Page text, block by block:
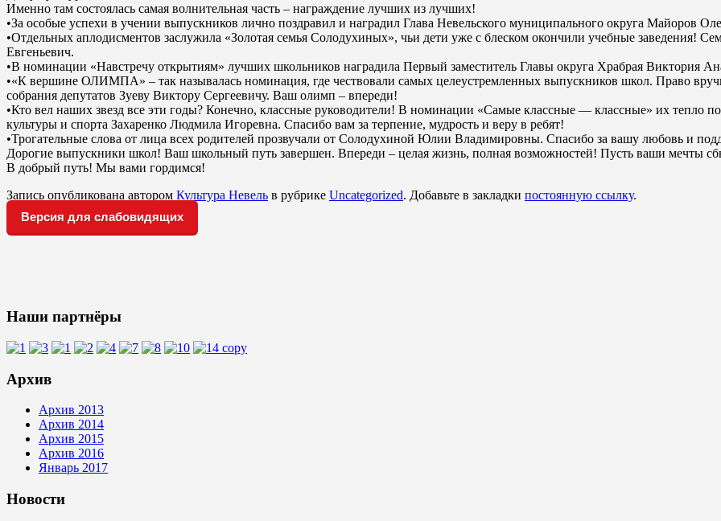
Именно там состоялась самая волнительная часть – награждение лучших из лучших!
•За особые успехи в учении выпускников лично поздравил и наградил Глава Невельского муниципального округа Майоров
•Отдельных аплодисментов заслужила «Золотая семья Солодухиных», чьи дети уже с блеском окончили учебные заведения!
Евгеньевич.
•В номинации «Навстречу открытиям» лучших школьников наградила Первый заместитель Главы округа Храбрая Виктория
•«К вершине ОЛИМПА» – так называлась номинация, где чествовали самых целеустремленных выпускников школ. Право
собрания депутатов Зуеву Виктору Сергеевичу. Ваш олимп – впереди!
•Кто вел наших звезд все эти годы? Конечно, классные руководители! В номинации «Самые классные — классные» их тепло
культуры и спорта Захаренко Людмила Игоревна. Спасибо вам за терпение, мудрость и веру в ребят!
•Трогательные слова от лица всех родителей прозвучали от Солодухиной Юлии Владимировны. Спасибо за вашу любовь и
Дорогие выпускники школ! Ваш школьный путь завершен. Впереди – целая жизнь, полная возможностей! Пусть ваши мечты
В добрый путь! Мы вами гордимся!
Запись опубликована автором Культура Невель в рубрике Uncategorized. Добавьте в закладки постоянную ссылку.
Версия для слабовидящих
Наши партнёры
Архив
Архив 2013
Архив 2014
Архив 2015
Архив 2016
Январь 2017
Новости